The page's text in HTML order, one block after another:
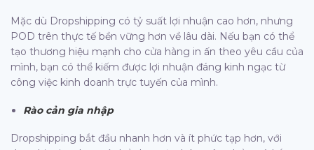
Mặc dù Dropshipping có tỷ suất lợi nhuận cao hơn, nhưng
POD trên thực tế bền vững hơn về lâu dài. Nếu bạn có thể
tạo thương hiệu mạnh cho cửa hàng in ấn theo yêu cầu của
mình, bạn có thể kiếm được lợi nhuận đáng kinh ngạc từ
công việc kinh doanh trực tuyến của mình.
Rào cản gia nhập
Dropshipping bắt đầu nhanh hơn và ít phức tạp hơn, với